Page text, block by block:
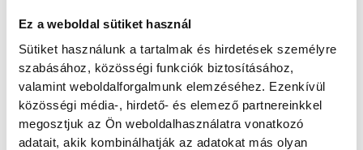
Ez a weboldal sütiket használ
Sütiket használunk a tartalmak és hirdetések személyre
szabásához, közösségi funkciók biztosításához,
valamint weboldalforgalmunk elemzéséhez. Ezenkívül
közösségi média-, hirdető- és elemező partnereinkkel
megosztjuk az Ön weboldalhasználatra vonatkozó
adatait, akik kombinálhatják az adatokat más olyan